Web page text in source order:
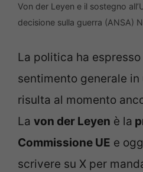
Von der Leyen e il sostegno
decisione sulla guerra (ANSA)
La politica ha
sentimento generale
risulta al momento
La von der Leyen è la
Commissione UE e
scrivere su X per